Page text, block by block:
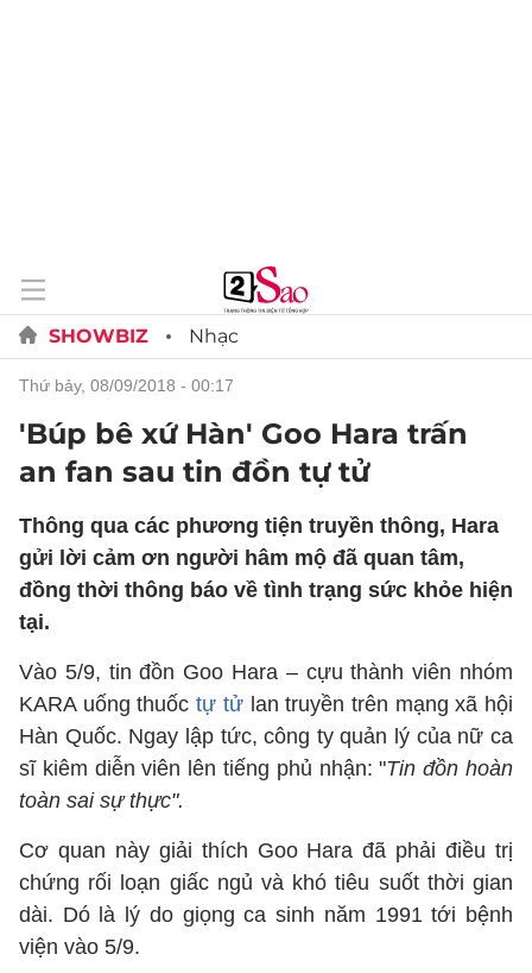
SHOWBIZ Nhạc
thứ bảy, 08/09/2018 - 00:17
'Búp bê xứ Hàn' Goo Hara trấn
an fan sau tin đồn tự tử
Thông qua các phương tiện truyền thông, Hara
gửi lời cảm ơn người hâm mộ đã quan tâm,
đồng thời thông báo về tình trạng sức khỏe hiện
tại.
Vào 5/9, tin đồn Goo Hara – cựu thành viên nhóm
KARA uống thuốctự tửlan truyền trên mạng xã hội
Hàn Quốc. Ngay lập tức, công ty quản lý của nữ ca
sĩ kiêm diễn viên lên tiếng phủ nhận: "Tin đồn hoàn
toàn sai sự thực".
Cơ quan này giải thích Goo Hara đã phải điều trị
chứng rối loạn giấc ngủ và khó tiêu suốt thời gian
dài. Dó là lý do giọng ca sinh năm 1991 tới bệnh
viện vào 5/9.